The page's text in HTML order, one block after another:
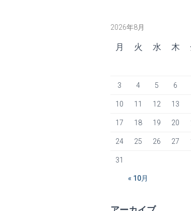
2026年8月
月 火 水 木
« 10月
3 4 5 6
10 11 12 13
17 18 19 20
24 25 26 27
31